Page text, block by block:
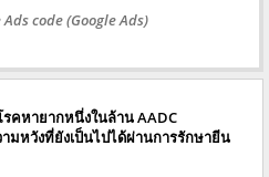
code (Google Ads)
คหายากหนึ่งในล้าน AADC
มหวังที่ยังเป็นไปได้ผ่านการรักษายีน